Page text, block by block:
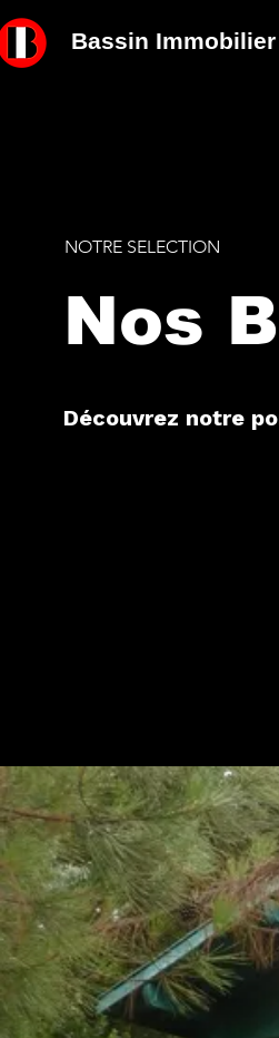
Bassin Immobilier
NOTRE SELECTION
Nos
Découvrez notre